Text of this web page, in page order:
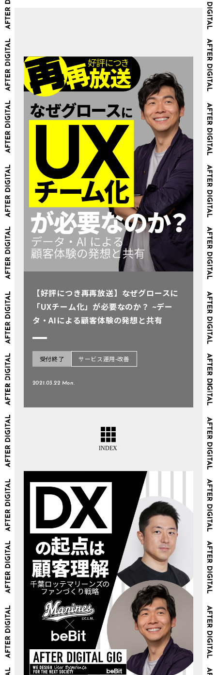
【好評につき再再放送】なぜグロースに
「UXチーム化」が必要なのか？ ~デー
タ・AIによる顧客体験の発想と共有
受付終了 サービス運用-改善
2021.03.22 Mon.